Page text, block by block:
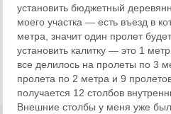
установить бюджетный
моего участка — есть въезд в
метра, значит один пролет
установить калитку — это 1
все делилось на пролеты по 3
пролета по 2 метра и 9
получается 12 столбов
Внешние столбы у меня уже